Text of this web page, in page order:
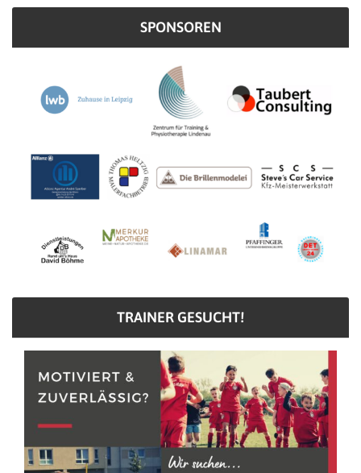
SPONSOREN
TRAINER GESUCHT!